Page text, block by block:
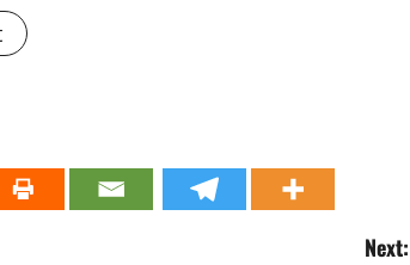
Next: